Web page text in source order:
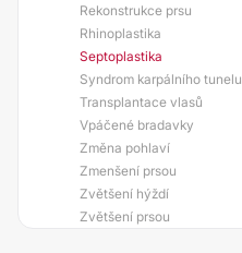
Rekonstrukce prsu
Rhinoplastika
Septoplastika
Syndrom karpálního tunelu
Transplantace vlasů
Vpáčené bradavky
Změna pohlaví
Zmenšení prsou
Zvětšení hýždí
Zvětšení prsou